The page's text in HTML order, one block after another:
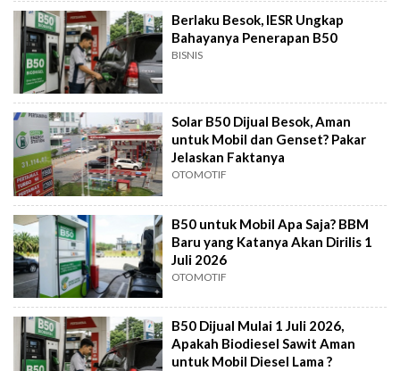
Berlaku Besok, IESR Ungkap
Bahayanya Penerapan B50
BISNIS
Solar B50 Dijual Besok, Aman
untuk Mobil dan Genset? Pakar
Jelaskan Faktanya
OTOMOTIF
B50 untuk Mobil Apa Saja? BBM
Baru yang Katanya Akan Dirilis 1
Juli 2026
OTOMOTIF
B50 Dijual Mulai 1 Juli 2026,
Apakah Biodiesel Sawit Aman
untuk Mobil Diesel Lama ?